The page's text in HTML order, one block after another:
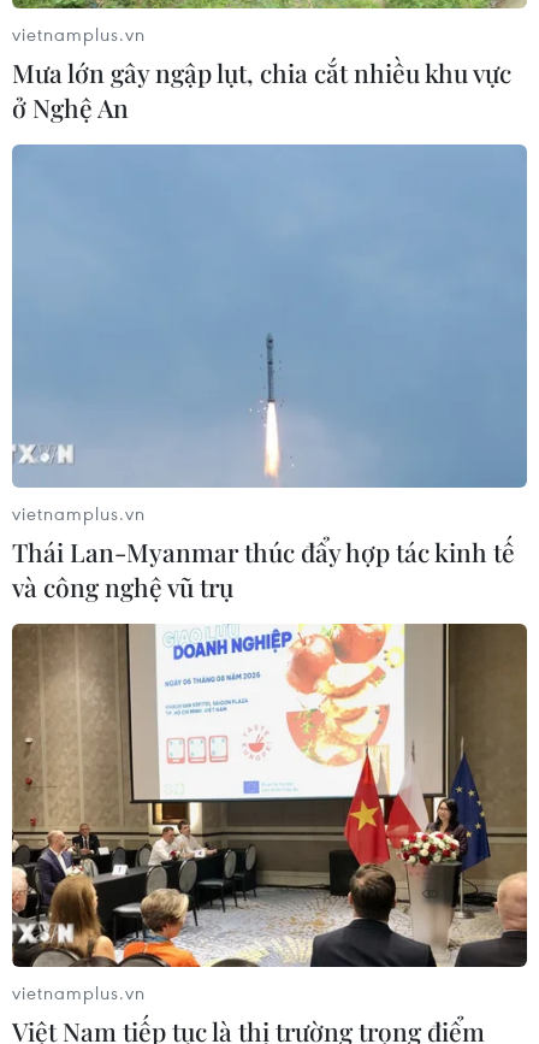
TIN CÙNG CHUYÊN MỤC
Báo Argentina nói ngành vật liệu
công nghệ cao Việt Nam "hút" đầu tư
nước ngoài
05/08/2026 03:11
vietnamplus.vn
Mưa lớn gây ngập lụt, chia cắt nhiều khu vực
ở Nghệ An
vietnamplus.vn
Thái Lan-Myanmar thúc đẩy hợp tác kinh tế
và công nghệ vũ trụ
vietnamplus.vn
Việt Nam tiếp tục là thị trường trọng điểm